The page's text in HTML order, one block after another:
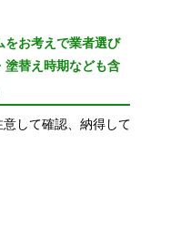
をお考えで業者選び
塗替え時期なども含
して確認、納得して